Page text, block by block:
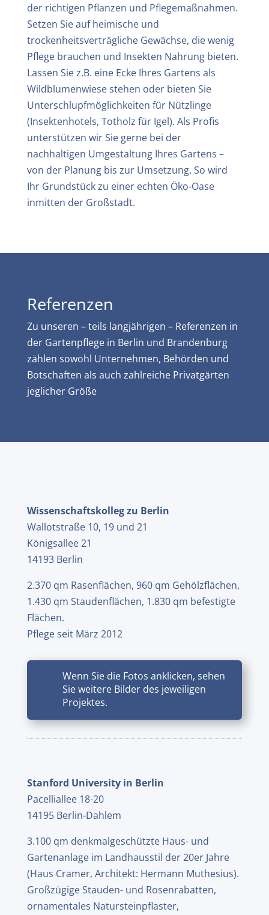
der richtigen Pflanzen und Pflegemaßnahmen.
Setzen Sie auf heimische und
trockenheitsverträgliche Gewächse, die wenig
Pflege brauchen und Insekten Nahrung bieten.
Lassen Sie z.B. eine Ecke Ihres Gartens als
Wildblumenwiese stehen oder bieten Sie
Unterschlupfmöglichkeiten für Nützlinge
(Insektenhotels, Totholz für Igel). Als Profis
unterstützen wir Sie gerne bei der
nachhaltigen Umgestaltung Ihres Gartens –
von der Planung bis zur Umsetzung. So wird
Ihr Grundstück zu einer echten Öko-Oase
inmitten der Großstadt.
Referenzen
Zu unseren – teils langjährigen – Referenzen in
der Gartenpflege in Berlin und Brandenburg
zählen sowohl Unternehmen, Behörden und
Botschaften als auch zahlreiche Privatgärten
jeglicher Größe
Wissenschaftskolleg zu Berlin
Wallotstraße 10, 19 und 21
Königsallee 21
14193 Berlin
2.370 qm Rasenflächen, 960 qm Gehölzflächen,
1.430 qm Staudenflächen, 1.830 qm befestigte
Flächen.
Pflege seit März 2012
Wenn Sie die Fotos anklicken, sehen
Sie weitere Bilder des jeweiligen
Projektes.
Stanford University in Berlin
Pacelliallee 18-20
14195 Berlin-Dahlem
3.100 qm denkmalgeschützte Haus- und
Gartenanlage im Landhausstil der 20er Jahre
(Haus Cramer, Architekt: Hermann Muthesius).
Großzügige Stauden- und Rosenrabatten,
ornamentales Natursteinpflaster,